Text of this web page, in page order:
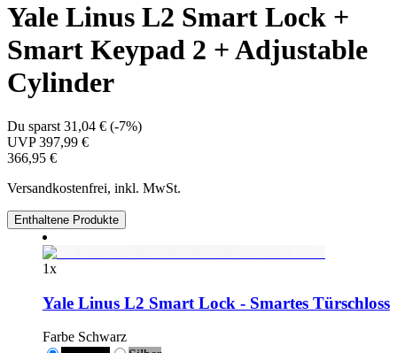
Yale Linus L2 Smart Lock +
Smart Keypad 2 + Adjustable
Cylinder
Du sparst 31,04 € (-7%)
UVP397,99 €
366,95 €
Versandkostenfrei, inkl. MwSt.
Enthaltene Produkte
1x
Yale Linus L2 Smart Lock - Smartes Türschloss
Farbe Schwarz